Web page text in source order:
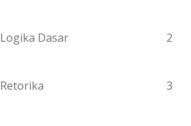
Logika Dasar 2
Retorika 3